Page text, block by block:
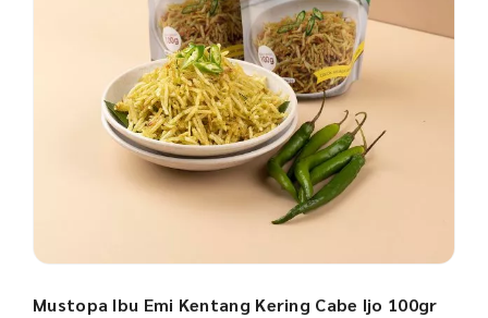
Mustopa Ibu Emi Kentang Kering Cabe Ijo 100gr